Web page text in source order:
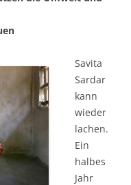
Savita
Sardar
kann
wieder
lachen.
Ein
halbes
Jahr